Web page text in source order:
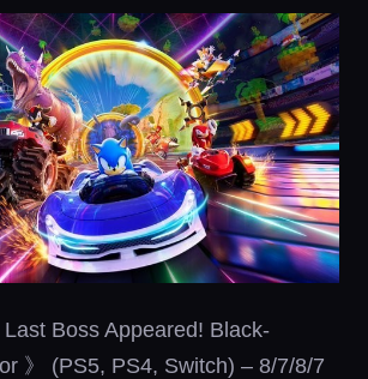
Last Boss Appeared! Black-
》 (PS5, PS4, Switch) – 8/7/8/7